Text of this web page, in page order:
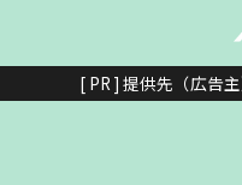
[ PR ] 提供先（広告